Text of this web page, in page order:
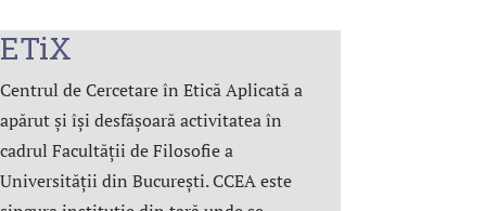
ETiX
Centrul de Cercetare în Etică Aplicată a
apărut și își desfășoară activitatea în
cadrul Facultății de Filosofie a
Universității din București. CCEA este